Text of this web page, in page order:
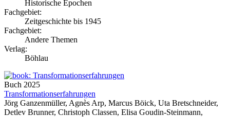
Historische Epochen
Fachgebiet:
Zeitgeschichte bis 1945
Fachgebiet:
Andere Themen
Verlag:
Böhlau
Buch 2025
Transformationserfahrungen
Jörg Ganzenmüller, Agnès Arp, Marcus Böick, Uta Bretschneider,
Detlev Brunner, Christoph Classen, Elisa Goudin-Steinmann,